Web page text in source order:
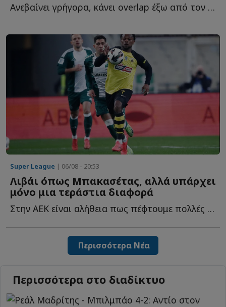
Ανεβαίνει γρήγορα, κάνει overlap έξω από τον εξτρέμ, πατά σ...
Super League | 06/08 - 20:53
Λιβάι όπως Μπακασέτας, αλλά υπάρχει
μόνο μια τεράστια διαφορά
Στην ΑΕΚ είναι αλήθεια πως πέφτουμε πολλές στην παγίδα ν...
Περισσότερα Νέα
Περισσότερα στο διαδίκτυο